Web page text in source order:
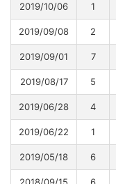
2019/10/06 1
2019/09/08 2
2019/09/01 7
2019/08/17 5
2019/06/28 4
2019/06/22 1
2019/05/18 6